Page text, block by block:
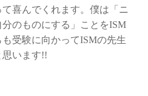
喜んでくれます。僕は「ニ
のものにする」ことをISM
受験に向かってISMの先生
思います!!